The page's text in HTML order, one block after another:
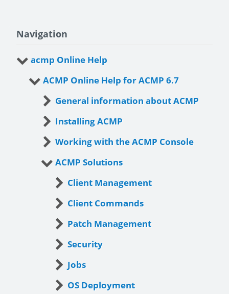
Navigation
acmp Online Help
ACMP Online Help for ACMP 6.7
General information about ACMP
Installing ACMP
Working with the ACMP Console
ACMP Solutions
Client Management
Client Commands
Patch Management
Security
Jobs
OS Deployment